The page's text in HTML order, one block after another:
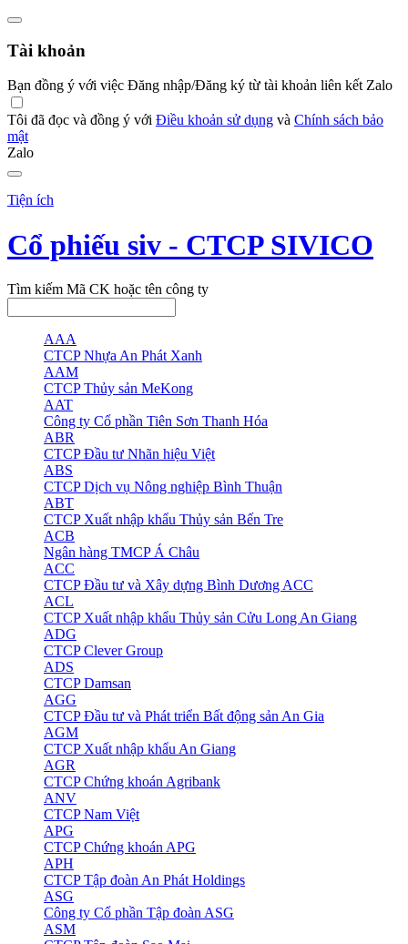
Tài khoản
Bạn đồng ý với việc Đăng nhập/Đăng ký từ tài khoản liên kết Zalo
Tôi đã đọc và đồng ý với Điều khoản sử dụng và Chính sách bảo
mật
Zalo
Tiện ích
Cổ phiếu siv - CTCP SIVICO
Tìm kiếm Mã CK hoặc tên công ty
AAA
CTCP Nhựa An Phát Xanh
AAM
CTCP Thủy sản MeKong
AAT
Công ty Cổ phần Tiên Sơn Thanh Hóa
ABR
CTCP Đầu tư Nhãn hiệu Việt
ABS
CTCP Dịch vụ Nông nghiệp Bình Thuận
ABT
CTCP Xuất nhập khẩu Thủy sản Bến Tre
ACB
Ngân hàng TMCP Á Châu
ACC
CTCP Đầu tư và Xây dựng Bình Dương ACC
ACL
CTCP Xuất nhập khẩu Thủy sản Cửu Long An Giang
ADG
CTCP Clever Group
ADS
CTCP Damsan
AGG
CTCP Đầu tư và Phát triển Bất động sản An Gia
AGM
CTCP Xuất nhập khẩu An Giang
AGR
CTCP Chứng khoán Agribank
ANV
CTCP Nam Việt
APG
CTCP Chứng khoán APG
APH
CTCP Tập đoàn An Phát Holdings
ASG
Công ty Cổ phần Tập đoàn ASG
ASM